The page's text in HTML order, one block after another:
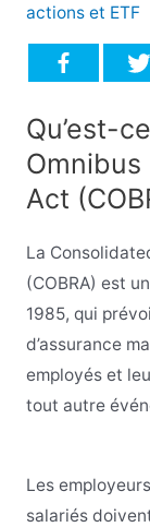
actions et ETF
Qu’est-
Act
La
(COBRA) est
1985, qui
d’assurance
employés et
tout autre
Les
salariés